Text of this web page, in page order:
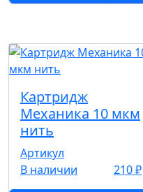
Картридж
Механика 10 мкм
нить
Артикул
В наличии
210 ₽